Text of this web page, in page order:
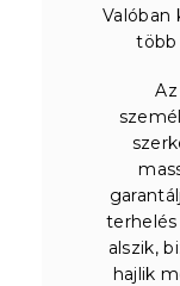
Valóban
több
alszik,
hajlik